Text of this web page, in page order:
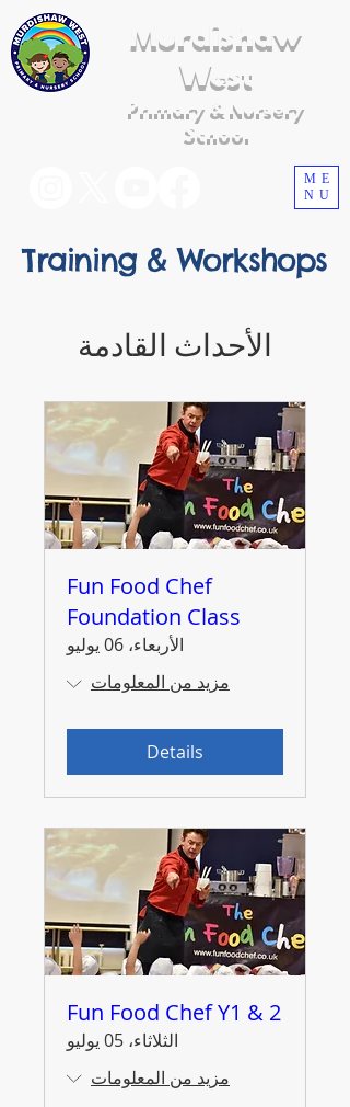
ME
NU
Murdishaw
West
Primary & Nursery
School
Training & Workshops
الأحداث القادمة
Fun Food Chef
Foundation Class
الأربعاء، 06 يوليو
مزيد من المعلومات
Details
Fun Food Chef Y1 & 2
الثلاثاء، 05 يوليو
مزيد من المعلومات